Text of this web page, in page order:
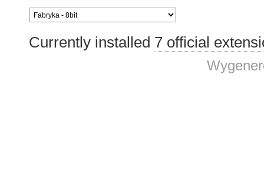
Currently installed 7 official